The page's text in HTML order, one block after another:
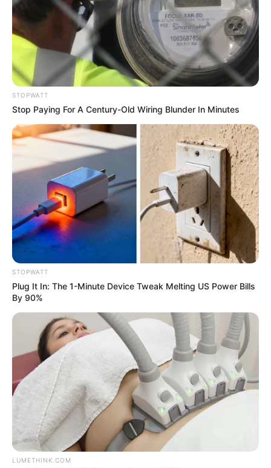
สีมงคล
แจกตาราง สีมงคลตามราศี 2569 ประจำ
เดือนสิงหาคม โดย อ.รักษ์ เลขเด็ด
สีมงคล
สีมงคล
แจกตาราง สีมงคลตามราศี 2569 ประจำ
เดือนกรกฎาคม โดย อ.รักษ์ เลขเด็ด
สีมงคล
แจกตาราง สีมงคลตามราศี 2569 ประจำ
เดือนมิถุนายน โดย อ.รักษ์ เลขเด็ด
STOPWATT
Stop Paying For A Century-Old Wiring Blunder In Minutes
STOPWATT
Plug It In: The 1-Minute Device Tweak Melting US Power Bills
By 90%
LUMETHINK.COM